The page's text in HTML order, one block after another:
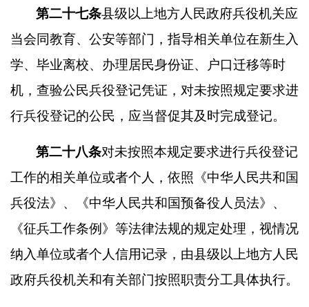
第二十七条县级以上地方人民政府兵役机关应
当会同教育、公安等部门，指导相关单位在新生入
学、毕业离校、办理居民身份证、户口迁移等时
机，查验公民兵役登记凭证，对未按照规定要求进
行兵役登记的公民，应当督促其及时完成登记。
第二十八条对未按照本规定要求进行兵役登记
工作的相关单位或者个人，依照《中华人民共和国
兵役法》、《中华人民共和国预备役人员法》、
《征兵工作条例》等法律法规的规定处理，视情况
纳入单位或者个人信用记录，由县级以上地方人民
政府兵役机关和有关部门按照职责分工具体执行。